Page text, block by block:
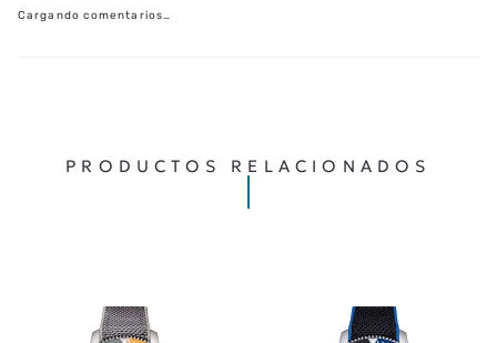
Cargando comentarios…
PRODUCTOS RELACIONADOS